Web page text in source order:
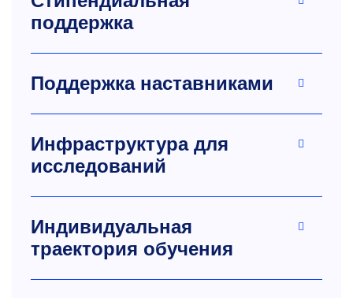
поддержка
Поддержка наставниками
Инфраструктура для
исследований
Индивидуальная
траектория обучения